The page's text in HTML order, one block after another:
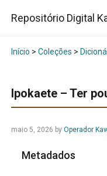
Repositório Digital
Início > Coleções >
Ipokaete – Ter
maio 5, 2026 by Operador
Metadados